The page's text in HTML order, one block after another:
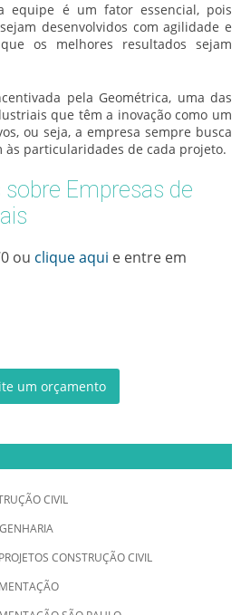
equipe é um fator essencial, pois
desenvolvidos com agilidade e
os melhores resultados sejam
pela Geométrica, uma das
que têm a inovação como um
ou seja, a empresa sempre busca
às particularidades de cada projeto.
Empresas de
ou clique aqui e entre em
um orçamento
CIVIL
CONSTRUÇÃO CIVIL